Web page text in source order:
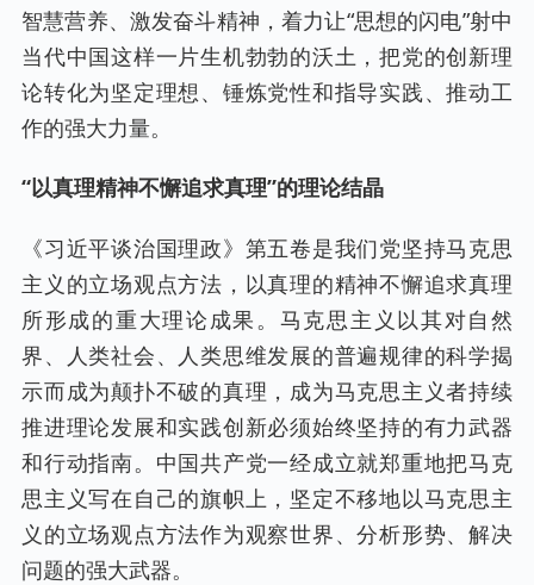
智慧营养、激发奋斗精神，着力让“思想的闪电”射中
当代中国这样一片生机勃勃的沃土，把党的创新理
论转化为坚定理想、锤炼党性和指导实践、推动工
作的强大力量。
“以真理精神不懈追求真理”的理论结晶
《习近平谈治国理政》第五卷是我们党坚持马克思
主义的立场观点方法，以真理的精神不懈追求真理
所形成的重大理论成果。马克思主义以其对自然
界、人类社会、人类思维发展的普遍规律的科学揭
示而成为颠扑不破的真理，成为马克思主义者持续
推进理论发展和实践创新必须始终坚持的有力武器
和行动指南。中国共产党一经成立就郑重地把马克
思主义写在自己的旗帜上，坚定不移地以马克思主
义的立场观点方法作为观察世界、分析形势、解决
问题的强大武器。